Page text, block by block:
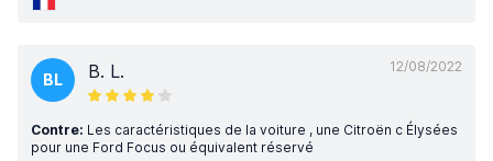
12/08/2022
BL B. L.
Contre: Les caractéristiques de la voiture , une Citroën c Élysées
pour une Ford Focus ou équivalent réservé